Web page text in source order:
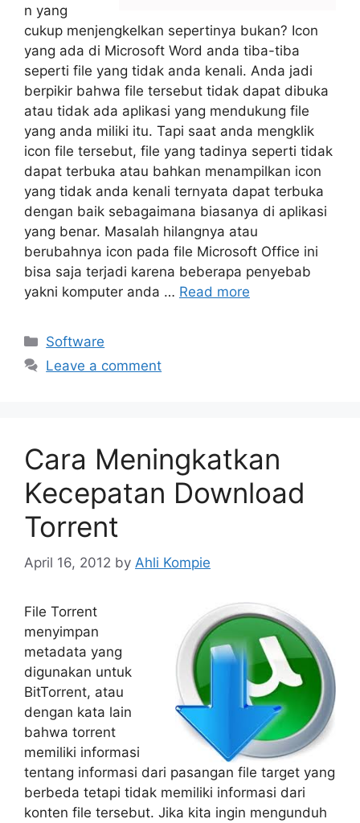
n yang
cukup menjengkelkan sepertinya bukan? Icon
yang ada di Microsoft Word anda tiba-tiba
seperti file yang tidak anda kenali. Anda jadi
berpikir bahwa file tersebut tidak dapat dibuka
atau tidak ada aplikasi yang mendukung file
yang anda miliki itu. Tapi saat anda mengklik
icon file tersebut, file yang tadinya seperti tidak
dapat terbuka atau bahkan menampilkan icon
yang tidak anda kenali ternyata dapat terbuka
dengan baik sebagaimana biasanya di aplikasi
yang benar. Masalah hilangnya atau
berubahnya icon pada file Microsoft Office ini
bisa saja terjadi karena beberapa penyebab
yakni komputer anda … Read more
Categories
Software
Leave a comment
Cara Meningkatkan
Kecepatan Download
Torrent
April 16, 2012 by Ahli Kompie
File Torrent
menyimpan
metadata yang
digunakan untuk
BitTorrent, atau
dengan kata lain
bahwa torrent
memiliki informasi
tentang informasi dari pasangan file target yang
berbeda tetapi tidak memiliki informasi dari
konten file tersebut. Jika kita ingin mengunduh